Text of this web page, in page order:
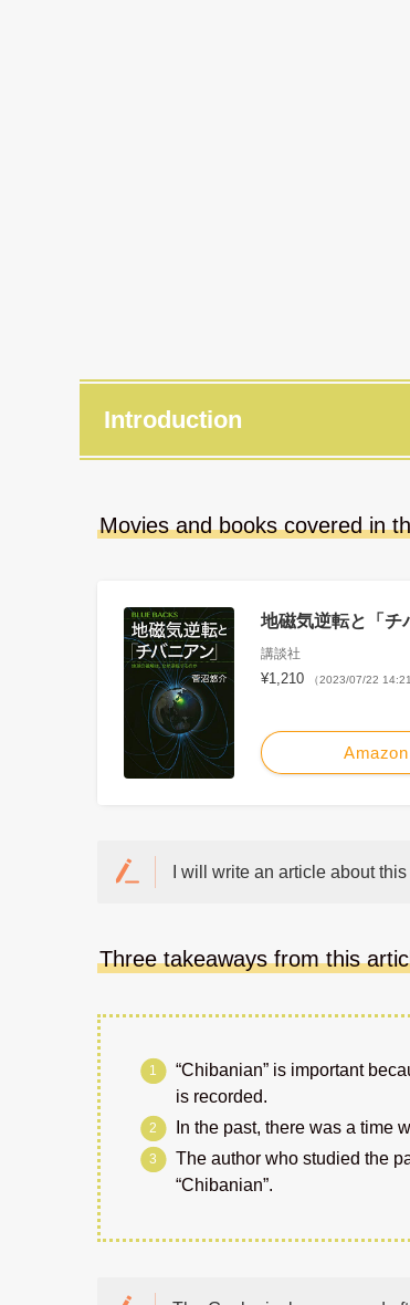
Introduction
Movies and books covered in
地磁気逆転と「チ
講談社
¥1,210 （2023/07/22
Amazon
I will write an article about
Three takeaways from this
“Chibanian” is important
is recorded.
In the past, there was a time
The author who studied the
“Chibanian”.